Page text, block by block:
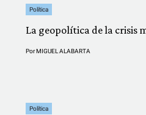
Política
La geopolítica de la crisis
PorMIGUEL ALABARTA
Política